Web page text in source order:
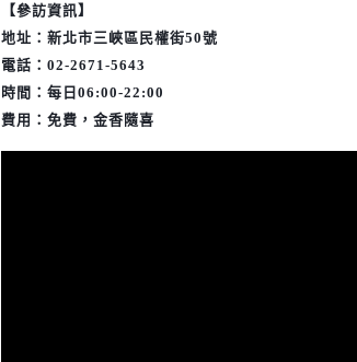
【參訪資訊】
地址：新北市三峽區民權街50號
電話：02-2671-5643
時間：每日06:00-22:00
費用：免費，金香隨喜